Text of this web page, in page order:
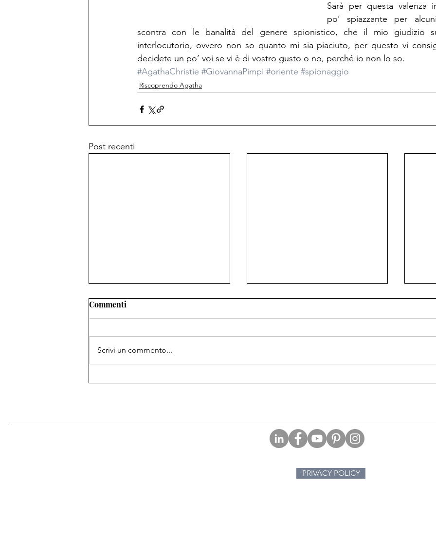
Sarà per questa valenza
po’ spiazzante per
scontra con le banalità del genere spionistico, che il mio giudizio
interlocutorio, ovvero non so quanto mi sia piaciuto, per questo vi
decidete un po’ voi se vi è di vostro gusto o no, perché io non lo so.
#AgathaChristie #GiovannaPimpi #oriente #spionaggio
Riscoprendo Agatha
Post recenti
Sipario. L’ultima avventura
Commenti
Scrivi un commento...
PRIVACY POLICY